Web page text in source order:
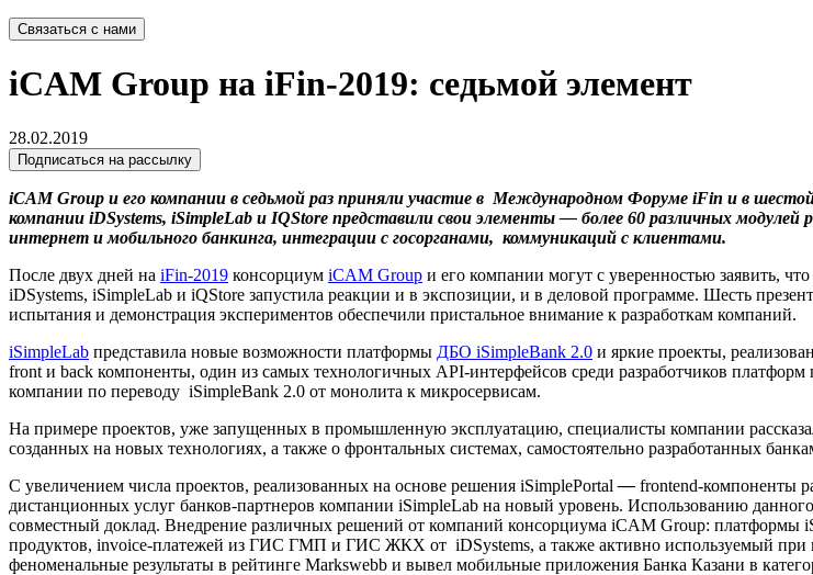
Связаться с нами
iCAM Group на iFin-2019: седьмой элемент
28.02.2019
Подписаться на рассылку
iCAM Group и его компании в седьмой раз приняли участие в Международном Форуме iFin и в
компании iDSystems, iSimpleLab и IQStore представили свои элементы — более 60 различных
интернет и мобильного банкинга, интеграции с госорганами, коммуникаций с клиентами.
После двух дней на iFin-2019 консорциум iCAM Group и его компании могут с уверенностью заявить,
iDSystems, iSimpleLab и iQStore запустила реакции и в экспозиции, и в деловой программе. Шесть
испытания и демонстрация экспериментов обеспечили пристальное внимание к разработкам компаний.
iSimpleLab представила новые возможности платформы ДБО iSimpleBank 2.0 и яркие проекты,
front и back компоненты, один из самых технологичных API-интерфейсов среди разработчиков платформ
компании по переводу iSimpleBank 2.0 от монолита к микросервисам.
На примере проектов, уже запущенных в промышленную эксплуатацию, специалисты компании
созданных на новых технологиях, а также о фронтальных системах, самостоятельно разработанных
С увеличением числа проектов, реализованных на основе решения iSimplePortal— frontend-компоненты
дистанционных услуг банков-партнеров компании iSimpleLab на новый уровень. Использованию
совместный доклад. Внедрение различных решений от компаний консорциума iCAM Group: платформы
продуктов, invoice-платежей из ГИС ГМП и ГИС ЖКХ от iDSystems, а также активно используемый при
феноменальные результаты в рейтинге Markswebb и вывел мобильные приложения Банка Казани в